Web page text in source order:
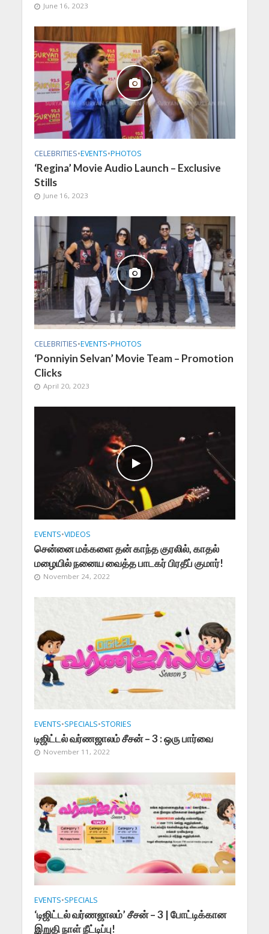
June 16, 2023
CELEBRITIES•EVENTS•PHOTOS
‘Regina’ Movie Audio Launch – Exclusive
Stills
June 16, 2023
CELEBRITIES•EVENTS•PHOTOS
‘Ponniyin Selvan’ Movie Team – Promotion
Clicks
April 20, 2023
EVENTS•VIDEOS
சென்னை மக்களை தன் காந்த குரலில், காதல்
மழையில் நனைய வைத்த பாடகர் பிரதீப் குமார்!
November 24, 2022
EVENTS•SPECIALS•STORIES
டிஜிட்டல் வர்ணஜாலம் சீசன் – 3 : ஒரு பார்வை
November 11, 2022
EVENTS•SPECIALS
‘டிஜிட்டல் வர்ணஜாலம்’ சீசன் – 3 | போட்டிக்கான
இறுதி நாள் நீட்டிப்பு!